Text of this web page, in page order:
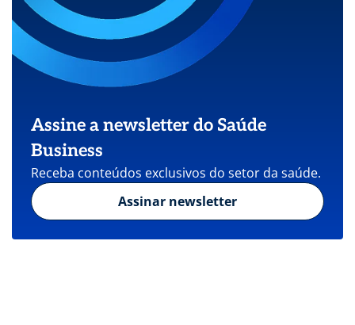
Assine a newsletter do Saúde
Business
Receba conteúdos exclusivos do setor da saúde.
Assinar newsletter